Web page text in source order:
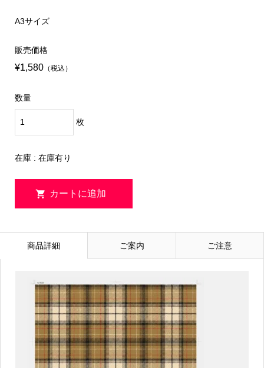
A3サイズ
販売価格
¥1,580（税込）
数量
枚
在庫 : 在庫有り
商品詳細 ご案内 ご注意